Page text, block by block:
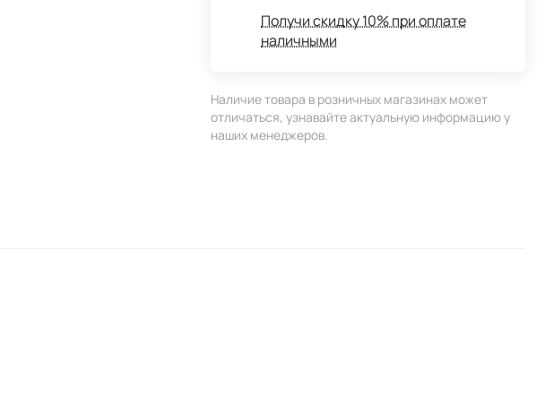
Получи скидку 10% при оплате
наличными
Наличие товара в розничных магазинах может
отличаться, узнавайте актуальную информацию у
наших менеджеров.